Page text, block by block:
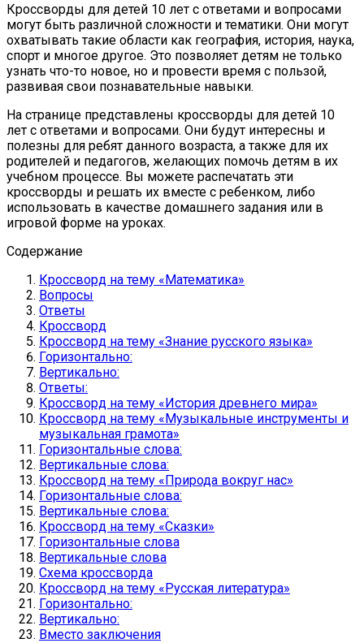
Кроссворды для детей 10 лет с ответами и вопросами
могут быть различной сложности и тематики. Они могут
охватывать такие области как география, история, наука,
спорт и многое другое. Это позволяет детям не только
узнать что-то новое, но и провести время с пользой,
развивая свои познавательные навыки.
На странице представлены кроссворды для детей 10
лет с ответами и вопросами. Они будут интересны и
полезны для ребят данного возраста, а также для их
родителей и педагогов, желающих помочь детям в их
учебном процессе. Вы можете распечатать эти
кроссворды и решать их вместе с ребенком, либо
использовать в качестве домашнего задания или в
игровой форме на уроках.
Содержание
Кроссворд на тему «Математика»
Вопросы
Ответы
Кроссворд
Кроссворд на тему «Знание русского языка»
Горизонтально:
Вертикально:
Ответы:
Кроссворд на тему «История древнего мира»
Кроссворд на тему «Музыкальные инструменты и
музыкальная грамота»
Горизонтальные слова:
Вертикальные слова:
Кроссворд на тему «Природа вокруг нас»
Горизонтальные слова:
Вертикальные слова:
Кроссворд на тему «Сказки»
Горизонтальные слова
Вертикальные слова
Схема кроссворда
Кроссворд на тему «Русская литература»
Горизонтально:
Вертикально:
Вместо заключения